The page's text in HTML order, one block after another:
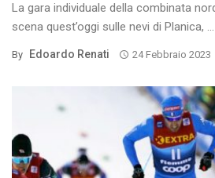
La gara individuale della combinata
scena quest’oggi sulle nevi di Planica, ...
By Edoardo Renati 24 Febbraio 2023